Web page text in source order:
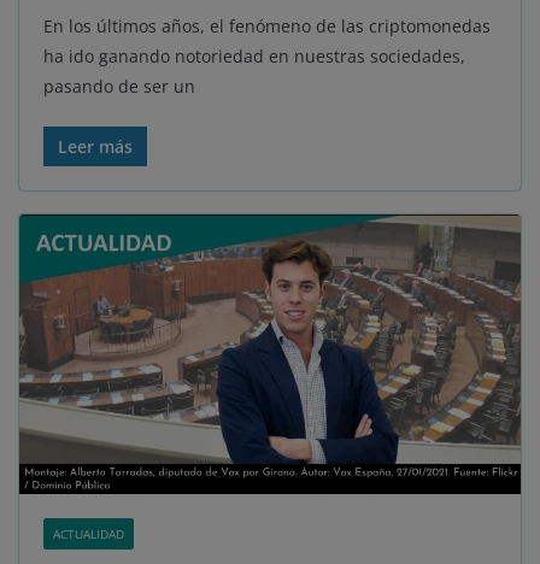
En los últimos años, el fenómeno de las criptomonedas
ha ido ganando notoriedad en nuestras sociedades,
pasando de ser un
Leer más
ACTUALIDAD